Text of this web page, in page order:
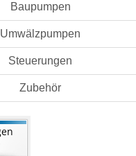
Baupumpen
Umwälzpumpen
Steuerungen
Zubehör